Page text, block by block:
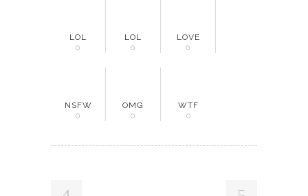
LOL
0
LOL
0
LOVE
0
NSFW
0
OMG
0
WTF
0